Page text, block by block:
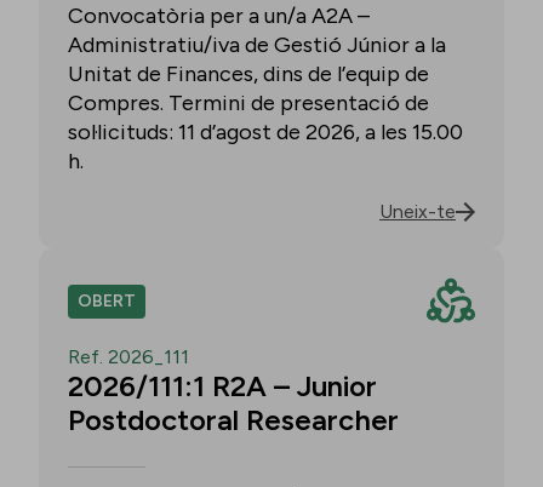
Convocatòria per a un/a A2A –
Administratiu/iva de Gestió Júnior a la
Unitat de Finances, dins de l’equip de
Compres. Termini de presentació de
sol·licituds: 11 d’agost de 2026, a les 15.00
h.
Uneix-te
OBERT
Ref. 2026_111
2026/111:1 R2A – Junior
Postdoctoral Researcher